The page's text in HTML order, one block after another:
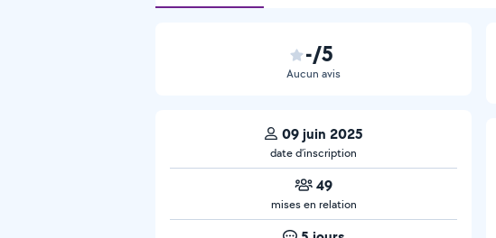
-/5
Aucun avis
09 juin 2025
date d’inscription
49
mises en relation